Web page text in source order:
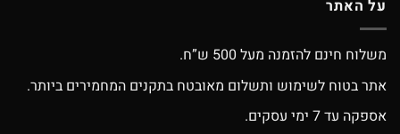
על האתר
משלוח חינם להזמנה מעל 500 ש”ח.
אתר בטוח לשימוש ותשלום מאובטח בתקנים המחמירים ביותר.
אספקה עד 7 ימי עסקים.